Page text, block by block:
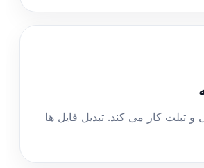
تبلت کار می کند. تبدیل فایل ها